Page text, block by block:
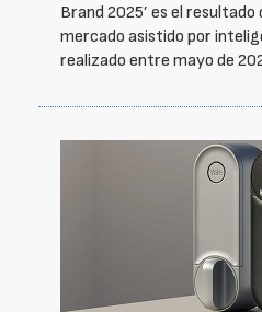
Brand 2025’ es el
mercado asistido por
realizado entre mayo de